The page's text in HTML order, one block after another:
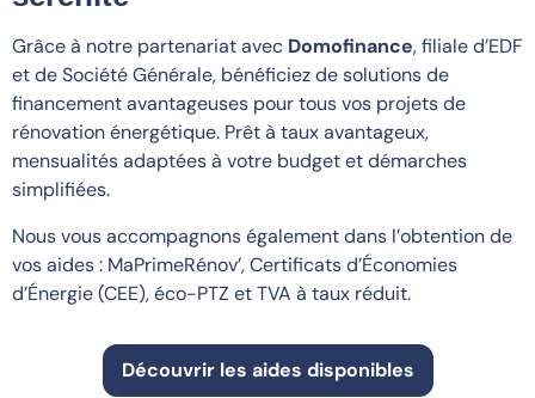
Grâce à notre partenariat avec Domofinance, filiale d’EDF
et de Société Générale, bénéficiez de solutions de
financement avantageuses pour tous vos projets de
rénovation énergétique. Prêt à taux avantageux,
mensualités adaptées à votre budget et démarches
simplifiées.
Nous vous accompagnons également dans l’obtention de
vos aides : MaPrimeRénov’, Certificats d’Économies
d’Énergie (CEE), éco-PTZ et TVA à taux réduit.
Découvrir les aides disponibles